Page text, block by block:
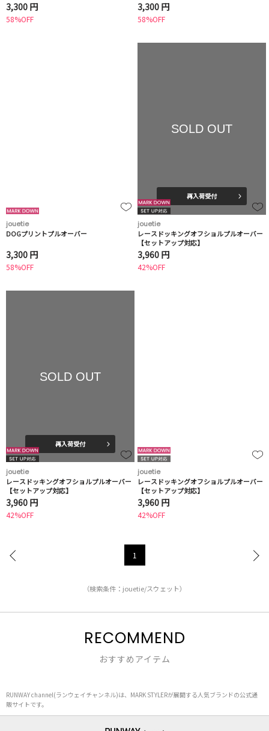
3,300 円
58%OFF
3,300 円
58%OFF
jouetie
DOGプリントプルオーバー
3,300 円
58%OFF
SOLD OUT
再入荷受付
jouetie
レースドッキングオフショルプルオーバー
【セットアップ対応】
3,960 円
42%OFF
SOLD OUT
再入荷受付
jouetie
レースドッキングオフショルプルオーバー
【セットアップ対応】
3,960 円
42%OFF
jouetie
レースドッキングオフショルプルオーバー
【セットアップ対応】
3,960 円
42%OFF
1
（検索条件：jouetie/スウェット）
RECOMMEND
おすすめアイテム
RUNWAY channel(ランウェイチャンネル)は、MARK STYLERが展開する人気ブランドの公式通
販サイトです。